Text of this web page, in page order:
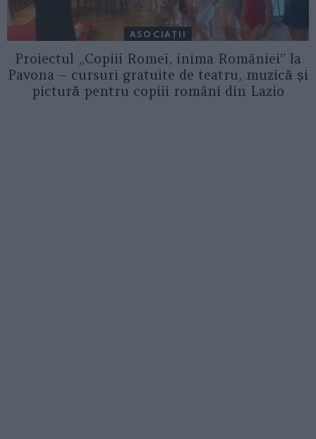
ASOCIAŢII
Proiectul „Copiii Romei, inima României” la
Pavona – cursuri gratuite de teatru, muzică și
pictură pentru copiii români din Lazio